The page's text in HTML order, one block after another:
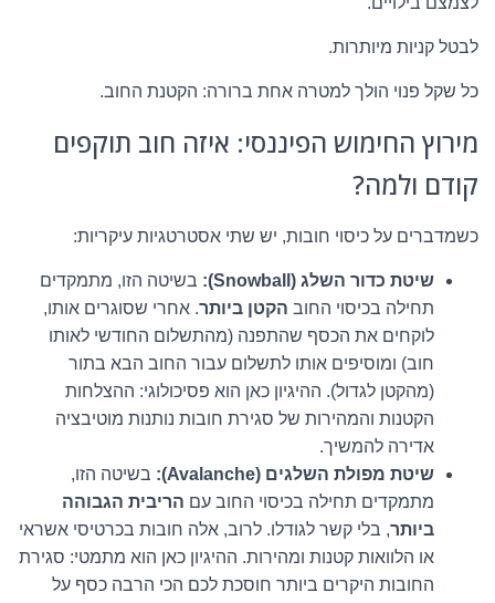
לבטל קניות מיותרות.
כל שקל פנוי הולך למטרה אחת ברורה: הקטנת החוב.
מירוץ החימוש הפיננסי: איזה חוב תוקפים
קודם ולמה?
כשמדברים על כיסוי חובות, יש שתי אסטרטגיות עיקריות:
שיטת כדור השלג (Snowball):
בשיטה הזו, מתמקדים
תחילה בכיסוי החוב הקטן ביותר. אחרי שסוגרים אותו,
לוקחים את הכסף שהתפנה (מהתשלום החודשי לאותו
חוב) ומוסיפים אותו לתשלום עבור החוב הבא בתור
(מהקטן לגדול). ההיגיון כאן הוא פסיכולוגי: ההצלחות
הקטנות והמהירות של סגירת חובות נותנות מוטיבציה
אדירה להמשיך.
שיטת מפולת השלגים (Avalanche):
בשיטה הזו,
מתמקדים תחילה בכיסוי החוב עם הריבית הגבוהה
ביותר, בלי קשר לגודלו. לרוב, אלה חובות בכרטיסי אשראי
או הלוואות קטנות ומהירות. ההיגיון כאן הוא מתמטי: סגירת
החובות היקרים ביותר חוסכת לכם הכי הרבה כסף על